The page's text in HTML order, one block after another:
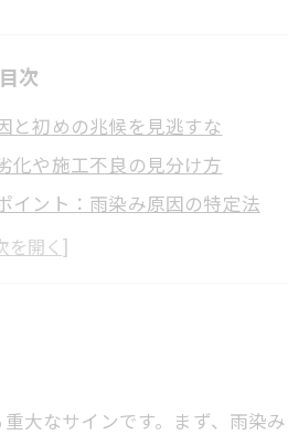
目次
と初めの兆候を見逃すな
化や施工不良の見分け方
イント：雨染み原因の特定法
装計画の立て方とは？
壁塗装専門家からの総まとめ
大なサインです。まず、雨染